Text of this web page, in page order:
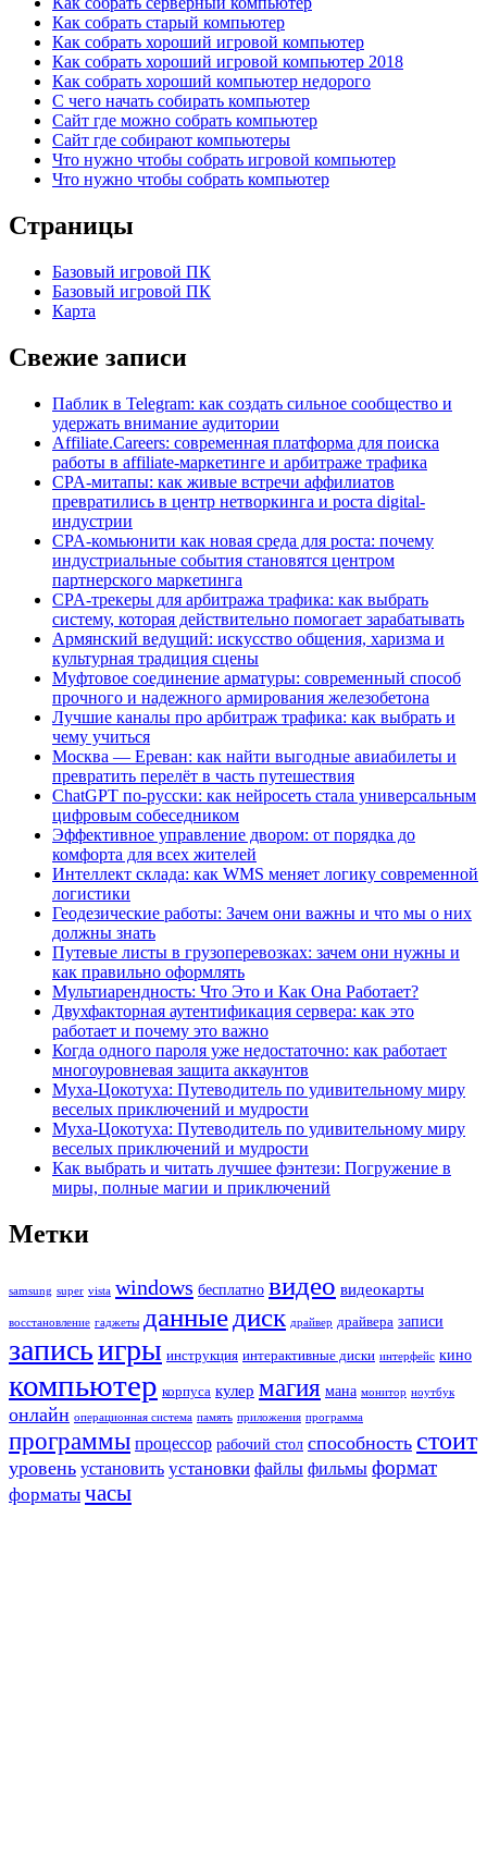
Как собрать старый компьютер
Как собрать хороший игровой компьютер
Как собрать хороший игровой компьютер 2018
Как собрать хороший компьютер недорого
С чего начать собирать компьютер
Сайт где можно собрать компьютер
Сайт где собирают компьютеры
Что нужно чтобы собрать игровой компьютер
Что нужно чтобы собрать компьютер
Страницы
Базовый игровой ПК
Базовый игровой ПК
Карта
Свежие записи
Паблик в Telegram: как создать сильное сообщество и
удержать внимание аудитории
Affiliate.Careers: современная платформа для поиска
работы в affiliate-маркетинге и арбитраже трафика
CPA-митапы: как живые встречи аффилиатов
превратились в центр нетворкинга и роста digital-
индустрии
CPA-комьюнити как новая среда для роста: почему
индустриальные события становятся центром
партнерского маркетинга
CPA-трекеры для арбитража трафика: как выбрать
систему, которая действительно помогает зарабатывать
Армянский ведущий: искусство общения, харизма и
культурная традиция сцены
Муфтовое соединение арматуры: современный способ
прочного и надежного армирования железобетона
Лучшие каналы про арбитраж трафика: как выбрать и
чему учиться
Москва — Ереван: как найти выгодные авиабилеты и
превратить перелёт в часть путешествия
ChatGPT по-русски: как нейросеть стала универсальным
цифровым собеседником
Эффективное управление двором: от порядка до
комфорта для всех жителей
Интеллект склада: как WMS меняет логику современной
логистики
Геодезические работы: Зачем они важны и что мы о них
должны знать
Путевые листы в грузоперевозках: зачем они нужны и
как правильно оформлять
Мультиарендность: Что Это и Как Она Работает?
Двухфакторная аутентификация сервера: как это
работает и почему это важно
Когда одного пароля уже недостаточно: как работает
многоуровневая защита аккаунтов
Муха-Цокотуха: Путеводитель по удивительному миру
веселых приключений и мудрости
Муха-Цокотуха: Путеводитель по удивительному миру
веселых приключений и мудрости
Как выбрать и читать лучшее фэнтези: Погружение в
миры, полные магии и приключений
Метки
samsung super vista windows бесплатно видео видеокарты
восстановление гаджеты данные диск драйвер драйвера записи
записьигры инструкция интерактивные диски интерфейс кино
компьютер корпуса кулер магия мана монитор ноутбук
онлайн операционная система память приложения программа
программы процессор рабочий стол способность стоит
уровень установить установки файлы фильмы формат
форматы часы